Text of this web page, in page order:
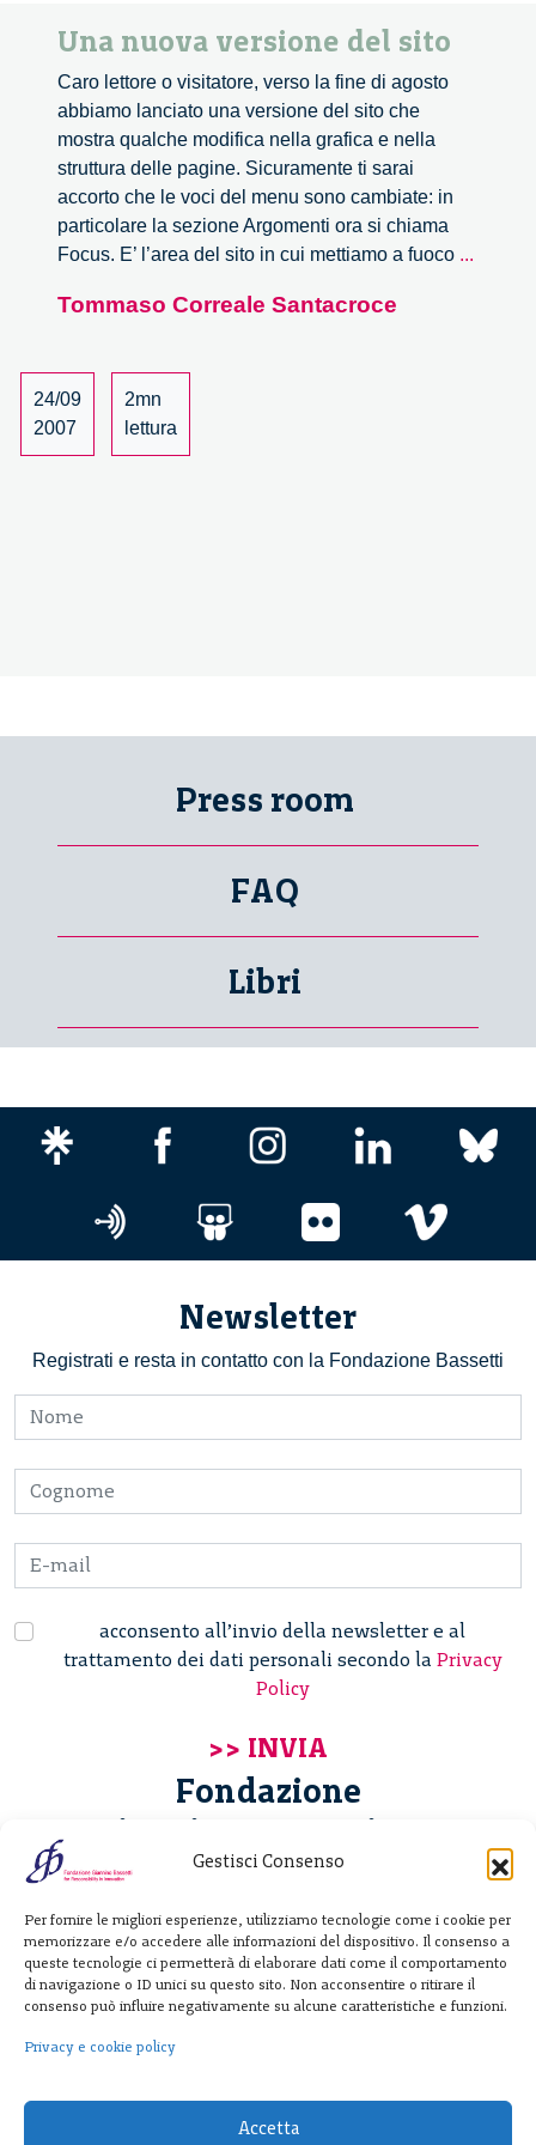
Gestisci Consenso
Per fornire le migliori esperienze, utilizziamo tecnologie come i cookie per
memorizzare e/o accedere alle informazioni del dispositivo. Il consenso a
queste tecnologie ci permetterà di elaborare dati come il comportamento
di navigazione o ID unici su questo sito. Non acconsentire o ritirare il
consenso può influire negativamente su alcune caratteristiche e funzioni.
Privacy e cookie policy
Accetta
Una nuova versione del sito
Caro lettore o visitatore, verso la fine di agosto
abbiamo lanciato una versione del sito che
mostra qualche modifica nella grafica e nella
struttura delle pagine. Sicuramente ti sarai
accorto che le voci del menu sono cambiate: in
particolare la sezione Argomenti ora si chiama
Focus. E’ l’area del sito in cui mettiamo a fuoco ...
Tommaso Correale Santacroce
24/09
2007
2mn
lettura
Press room
FAQ
Libri
Newsletter
Registrati e resta in contatto con la Fondazione Bassetti
acconsento all’invio della newsletter e al
trattamento dei dati personali secondo la Privacy
Policy
Fondazione
Giannino Bassetti ETS
20122 Milano - Italia
T. +39 02 781933
F. + 39 02 76392030
info@fondazionebassetti.org
p.i. 12520270153